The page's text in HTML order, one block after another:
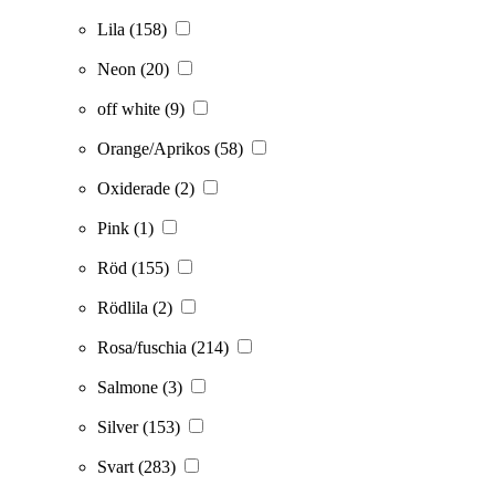
Lila (158)
Neon (20)
off white (9)
Orange/Aprikos (58)
Oxiderade (2)
Pink (1)
Röd (155)
Rödlila (2)
Rosa/fuschia (214)
Salmone (3)
Silver(153)
Svart (283)